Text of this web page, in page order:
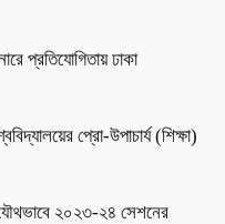
প্রতিযোগিতায় ঢাকা
প্রো-উপাচার্য (শিক্ষা)
২০২৩-২৪ সেশনের